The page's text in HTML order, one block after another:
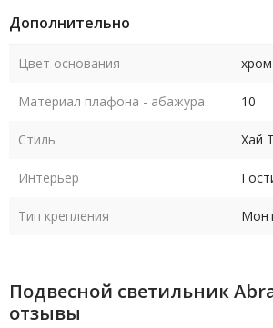
Дополнительно
Цвет основания хром
Материал плафона - абажура 10
Стиль Хай
Интерьер
Тип крепления
Подвесной светильник
отзывы